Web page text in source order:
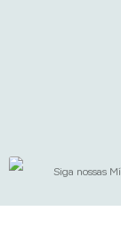
Siga nossas